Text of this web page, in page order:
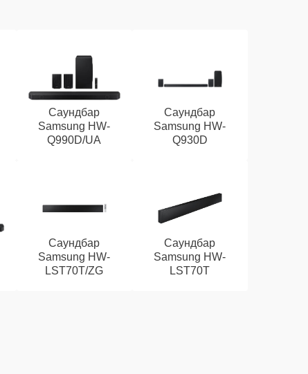
Саундбар
Samsung HW-
Q990D/UA
Саундбар
Samsung HW-
Q930D
Саундбар
Samsung HW-
LST70T/ZG
Саундбар
Samsung HW-
LST70T